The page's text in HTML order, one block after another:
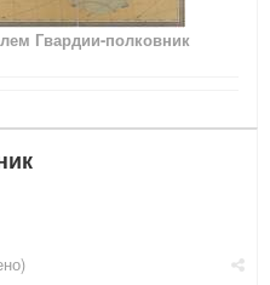
Гвардии-полковник